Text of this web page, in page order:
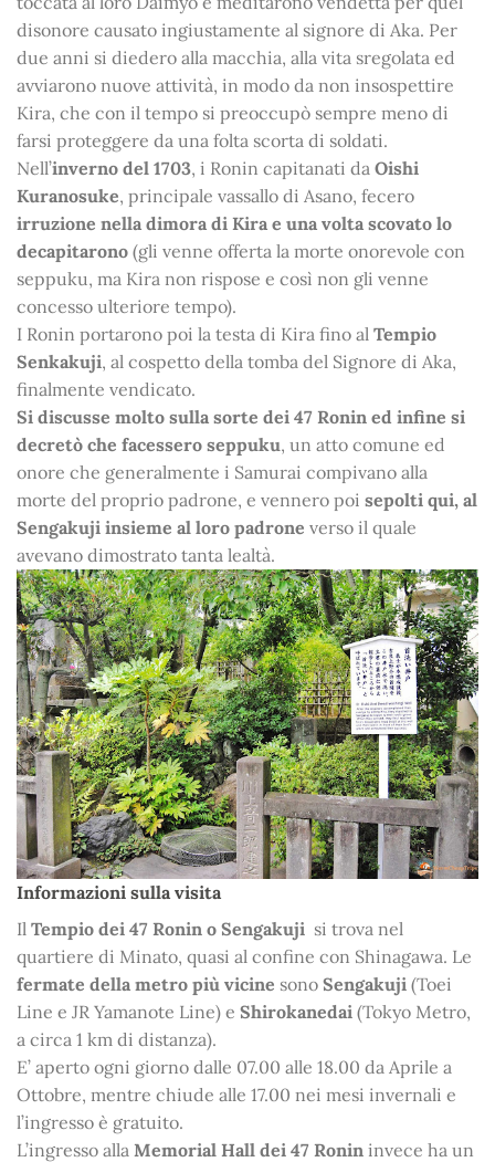
disonore causato ingiustamente al signore di Aka. Per
due anni si diedero alla macchia, alla vita sregolata ed
avviarono nuove attività, in modo da non insospettire
Kira, che con il tempo si preoccupò sempre meno di
farsi proteggere da una folta scorta di soldati.
Nell’inverno del 1703, i Ronin capitanati da Oishi
Kuranosuke, principale vassallo di Asano, fecero
irruzione nella dimora di Kira e una volta scovato lo
decapitarono (gli venne offerta la morte onorevole con
seppuku, ma Kira non rispose e così non gli venne
concesso ulteriore tempo).
I Ronin portarono poi la testa di Kira fino al Tempio
Senkakuji, al cospetto della tomba del Signore di Aka,
finalmente vendicato.
Si discusse molto sulla sorte dei 47 Ronin ed infine si
decretò che facessero seppuku, un atto comune ed
onore che generalmente i Samurai compivano alla
morte del proprio padrone, e vennero poi sepolti qui, al
Sengakuji insieme al loro padrone verso il quale
avevano dimostrato tanta lealtà.
Informazioni sulla visita
Il Tempio dei 47 Ronin o Sengakuji si trova nel
quartiere di Minato, quasi al confine con Shinagawa. Le
fermate della metro più vicine sono Sengakuji (Toei
Line e JR Yamanote Line) e Shirokanedai (Tokyo Metro,
a circa 1 km di distanza).
E’ aperto ogni giorno dalle 07.00 alle 18.00 da Aprile a
Ottobre, mentre chiude alle 17.00 nei mesi invernali e
l’ingresso è gratuito.
L’ingresso alla Memorial Hall dei 47 Ronin invece ha un